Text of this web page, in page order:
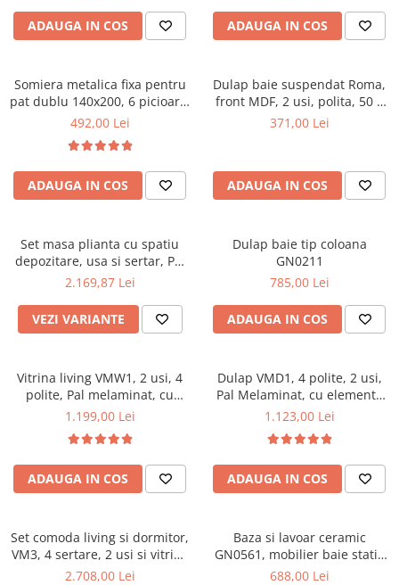
Set mese si scaune gradinita
Mobilier copii
Scaune birou pentru copii
Saltele patuturi copii
Seturi comode living si dormitor
ADAUGA IN COS
FDC2, tapiterie catifea, 90 kg,
bej
ADAUGA IN COS
Somiera metalica fixa pentru
pat dublu 140x200, 6 picioare,
32 lamele lemn fag, benzi
negru
492,00 Lei
ADAUGA IN COS
Dulap baie suspendat Roma,
front MDF, 2 usi, polita, 50 x
68 cm, alb
371,00 Lei
ADAUGA IN COS
Set masa plianta cu spatiu
depozitare, usa si sertar, Pal
Melaminat, 160x96x80 cm si 6
cu piele ecologica, nuc
2.169,87 Lei
VEZI VARIANTE
Dulap baie tip coloana
GN0211
785,00 Lei
ADAUGA IN COS
Vitrina living VMW1, 2 usi, 4
polite, Pal melaminat, cu
insertii MDF, Nuc
1.199,00 Lei
ADAUGA IN COS
Dulap VMD1, 4 polite, 2 usi,
Pal Melaminat, cu elemente
din MDF, Nuc
1.123,00 Lei
ADAUGA IN COS
Set comoda living si dormitor,
VM3, 4 sertare, 2 usi si vitrina
suprapozabila VMN4, 2 usi, 2
2.708,00 Lei
Baza si lavoar ceramic
GN0561, mobilier baie stativ
50 cm, front MDF, 2 usi, 2
688,00 Lei